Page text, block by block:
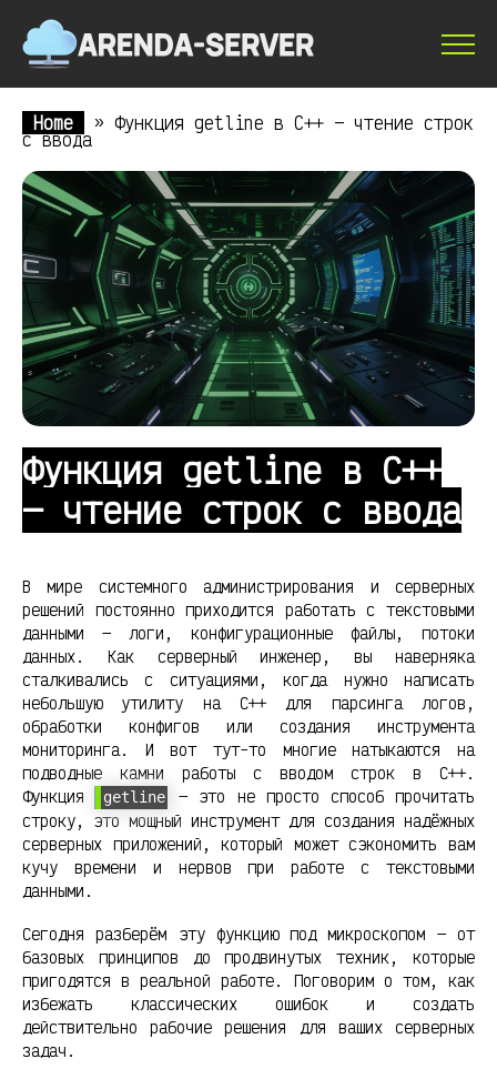
Home » Функция getline в C++ — чтение строк
с ввода
Функция getline в C++
— чтение строк с ввода
В мире системного администрирования и серверных
решений постоянно приходится работать с текстовыми
данными — логи, конфигурационные файлы, потоки
данных. Как серверный инженер, вы наверняка
сталкивались с ситуациями, когда нужно написать
небольшую утилиту на C++ для парсинга логов,
обработки конфигов или создания инструмента
мониторинга. И вот тут-то многие натыкаются на
подводные камни работы с вводом строк в C++.
Функция
getline
— это не просто способ прочитать
строку, это мощный инструмент для создания надёжных
серверных приложений, который может сэкономить вам
кучу времени и нервов при работе с текстовыми
данными.
Сегодня разберём эту функцию под микроскопом — от
базовых принципов до продвинутых техник, которые
пригодятся в реальной работе. Поговорим о том, как
избежать классических ошибок и создать
действительно рабочие решения для ваших серверных
задач.